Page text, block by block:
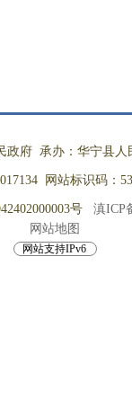
政府 承办：华宁县人
网站标识码：
号
滇ICP
网站地图
网站支持IPv6